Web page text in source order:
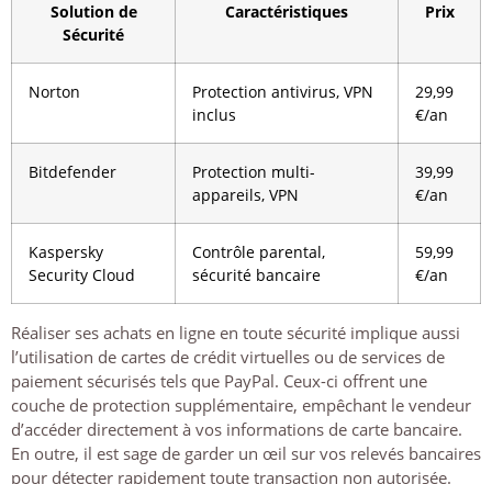
Solution de
Sécurité
Caractéristiques Prix
Norton
Protection antivirus, VPN
inclus
29,99
€/an
Bitdefender
Protection multi-
appareils, VPN
39,99
€/an
Kaspersky
Security Cloud
Contrôle parental,
sécurité bancaire
59,99
€/an
Réaliser ses achats en ligne en toute sécurité implique aussi
l’utilisation de cartes de crédit virtuelles ou de services de
paiement sécurisés tels que PayPal. Ceux-ci offrent une
couche de protection supplémentaire, empêchant le vendeur
d’accéder directement à vos informations de carte bancaire.
En outre, il est sage de garder un œil sur vos relevés bancaires
pour détecter rapidement toute transaction non autorisée.